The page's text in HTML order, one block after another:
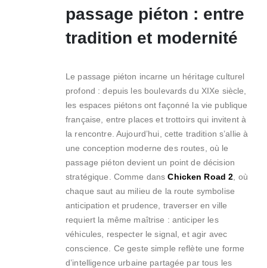
passage piéton : entre
tradition et modernité
Le passage piéton incarne un héritage culturel
profond : depuis les boulevards du XIXe siècle,
les espaces piétons ont façonné la vie publique
française, entre places et trottoirs qui invitent à
la rencontre. Aujourd’hui, cette tradition s’allie à
une conception moderne des routes, où le
passage piéton devient un point de décision
stratégique. Comme dansChicken Road 2 , où
chaque saut au milieu de la route symbolise
anticipation et prudence, traverser en ville
requiert la même maîtrise : anticiper les
véhicules, respecter le signal, et agir avec
conscience. Ce geste simple reflète une forme
d’intelligence urbaine partagée par tous les